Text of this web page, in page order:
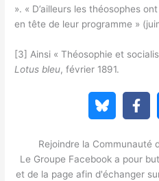
». « D’ailleurs les théosophes
en tête de leur programme »
[3] Ainsi « Théosophie et
Lotus bleu, février 1891.
Rejoindre la Communauté
Le Groupe Facebook a pour
et de la page afin d'échanger